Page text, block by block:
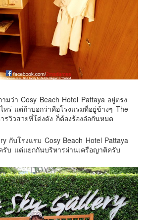
มว่า Cosy Beach Hotel Pattaya อยู่ตรง
หร่ แต่ถ้าบอกว่าคือโรงแรมที่อยู่ข้างๆ The
รวิวสวยที่โด่งดัง ก็ต้องร้องอ๋อกันหมด
กับโรงแรม Cosy Beach Hotel Pattaya
รับ แต่แยกกันบริหารผ่านเครือญาติครับ